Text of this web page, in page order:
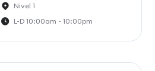
Nivel 1
L-D 10:00am - 10:00pm